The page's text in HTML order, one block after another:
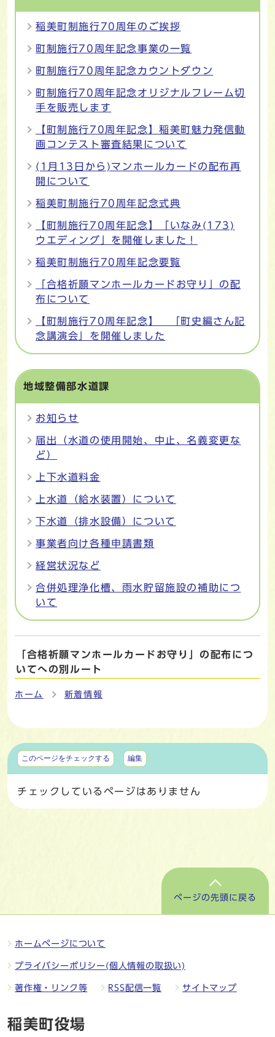
稲美町制施行70周年のご挨拶
町制施行70周年記念事業の一覧
町制施行70周年記念カウントダウン
町制施行70周年記念オリジナルフレーム切
手を販売します
【町制施行70周年記念】稲美町魅力発信動
画コンテスト審査結果について
(1月13日から)マンホールカードの配布再
開について
稲美町制施行70周年記念式典
【町制施行70周年記念】「いなみ(173)
ウエディング」を開催しました！
稲美町制施行70周年記念要覧
「合格祈願マンホールカードお守り」の配
布について
【町制施行70周年記念】 「町史編さん記
念講演会」を開催しました
地域整備部水道課
お知らせ
届出（水道の使用開始、中止、名義変更な
ど）
上下水道料金
上水道（給水装置）について
下水道（排水設備）について
事業者向け各種申請書類
経営状況など
合併処理浄化槽、雨水貯留施設の補助につ
いて
「合格祈願マンホールカードお守り」の配布につ
いてへの別ルート
ホーム 新着情報
マイページ
このページをチェックする 編集
チェックしているページはありません
ページの先頭に戻る
ホームページについて
プライバシーポリシー(個人情報の取扱い)
著作権・リンク等 RSS配信一覧 サイトマップ
稲美町役場